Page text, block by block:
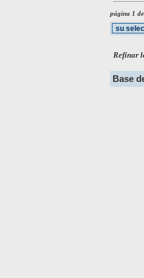
página 1
Refinar
Base